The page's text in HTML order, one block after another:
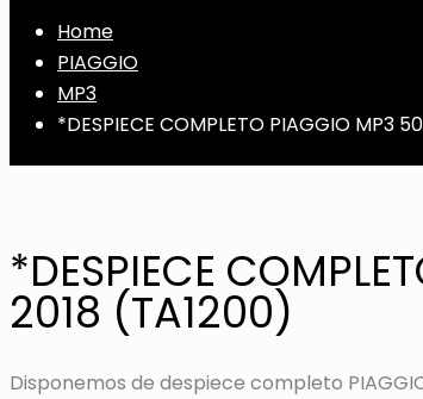
Home
PIAGGIO
MP3
*DESPIECE COMPLETO PIAGGIO MP3
*DESPIECE
2018 (TA1200)
Disponemos de despiece completo